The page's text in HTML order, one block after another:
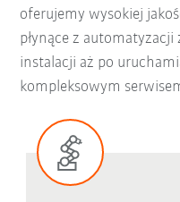
oferujemy wysokiej
płynące z
instalacji aż po
kompleksowym